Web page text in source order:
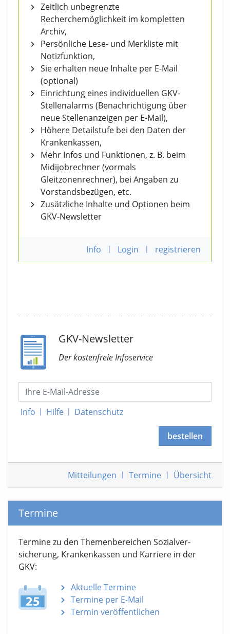
Zeitlich unbegrenzte
Recherchemöglichkeit im kompletten
Archiv,
Persönliche Lese- und Merkliste mit
Notizfunktion,
Sie erhalten neue Inhalte per E-Mail
(optional)
Einrichtung eines individuellen GKV-
Stellenalarms (Benachrichtigung über
neue Stellenanzeigen per E-Mail),
Höhere Detailstufe bei den Daten der
Krankenkassen,
Mehr Infos und Funktionen, z. B. beim
Midijobrechner (vormals
Gleitzonenrechner), bei Angaben zu
Vorstandsbezügen, etc.
Zusätzliche Inhalte und Optionen beim
GKV-Newsletter
Info | Login | registrieren
GKV-Newsletter
Der kostenfreie Infoservice
Info | Hilfe | Datenschutz
bestellen
Mitteilungen | Termine | Übersicht
Termine
Termine zu den Themen­bereichen Sozialver­
sicherung, Krankenkassen und Karriere in der
GKV:
Aktuelle Termine
Termine per E-Mail
Termin veröffentlichen